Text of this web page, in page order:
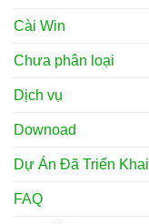
Cài Win
Chưa phân loại
Dịch vụ
Downoad
Dự Án Đã Triển Khai
FAQ